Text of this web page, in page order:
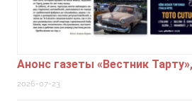
Анонс газеты «Вестник
2026-07-23